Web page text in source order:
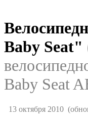
Baby Seat"
Baby Seat
13 октября 2010